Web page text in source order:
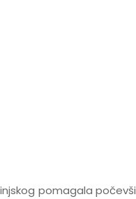
pomagala počevši